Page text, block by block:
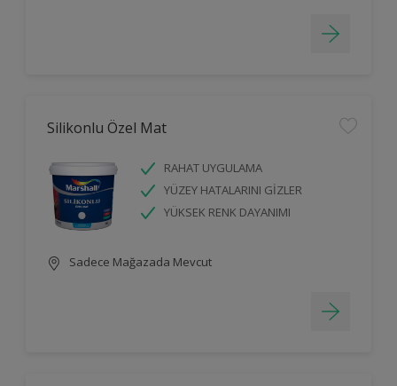
Silikonlu Özel Mat
RAHAT UYGULAMA
YÜZEY HATALARINI GİZLER
YÜKSEK RENK DAYANIMI
Sadece Mağazada Mevcut